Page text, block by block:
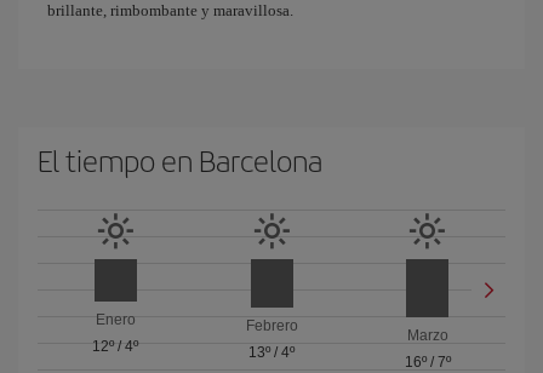
brillante, rimbombante y maravillosa.
El tiempo en Barcelona
Enero
12º/4º
Febrero
13º / 4º
Marzo
16º/ 7º